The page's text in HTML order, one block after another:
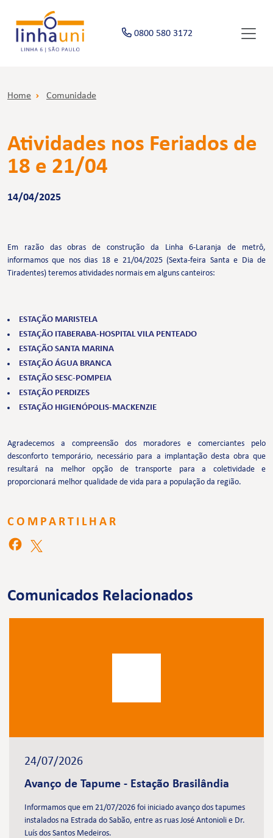
0800 580 3172
Home Comunidade
Atividades nos Feriados de
18 e 21/04
14/04/2025
Em razão das obras de construção da Linha 6-Laranja de metrô,
informamos que nos dias 18 e 21/04/2025 (Sexta-feira Santa e Dia de
Tiradentes) teremos atividades normais em alguns canteiros:
ESTAÇÃO MARISTELA
ESTAÇÃO ITABERABA-HOSPITAL VILA PENTEADO
ESTAÇÃO SANTA MARINA
ESTAÇÃO ÁGUA BRANCA
ESTAÇÃO SESC-POMPEIA
ESTAÇÃO PERDIZES
ESTAÇÃO HIGIENÓPOLIS-MACKENZIE
Agradecemos a compreensão dos moradores e comerciantes pelo
desconforto temporário, necessário para a implantação desta obra que
resultará na melhor opção de transporte para a coletividade e
proporcionará melhor qualidade de vida para a população da região.
COMPARTILHAR
Comunicados Relacionados
24/07/2026
Avanço de Tapume - Estação Brasilândia
Informamos que em 21/07/2026 foi iniciado avanço dos tapumes
instalados na Estrada do Sabão, entre as ruas José Antonioli e Dr.
Luís dos Santos Medeiros.